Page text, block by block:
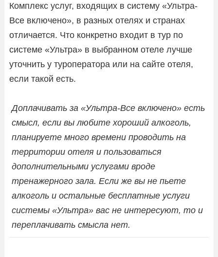
Комплекс услуг, входящих в систему «Ультра-
Все включено», в разных отелях и странах
отличается. Что конкретно входит в тур по
системе «Ультра» в выбранном отеле лучше
уточнить у туроператора или на сайте отеля,
если такой есть.
Доплачивать за «Ультра-Все включено» есть
смысл, если вы любите хороший алкоголь,
планируете много времени проводить на
территории отеля и пользоваться
дополнительными услугами вроде
тренажерного зала. Если же вы не пьете
алкоголь и остальные бесплатные услуги
системы «Ультра» вас не интересуют, то и
переплачивать смысла нет.